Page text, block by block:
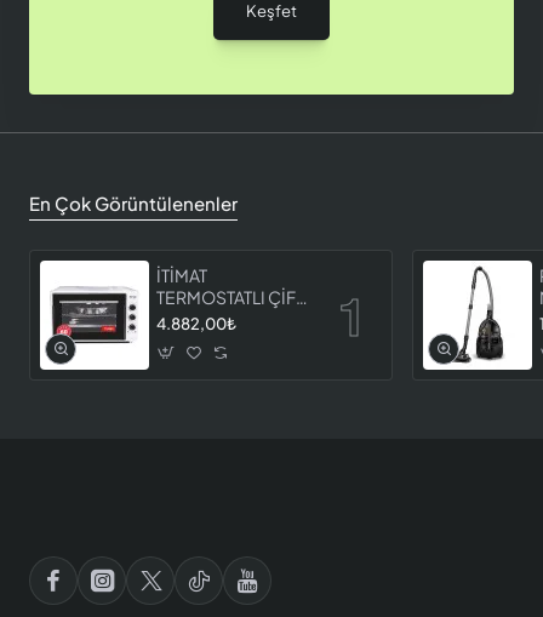
Keşfet
En Çok Görüntülenenler
İTİMAT
TERMOSTATLI ÇİFT
CAMLI FIRIN 8060
4.882,00₺